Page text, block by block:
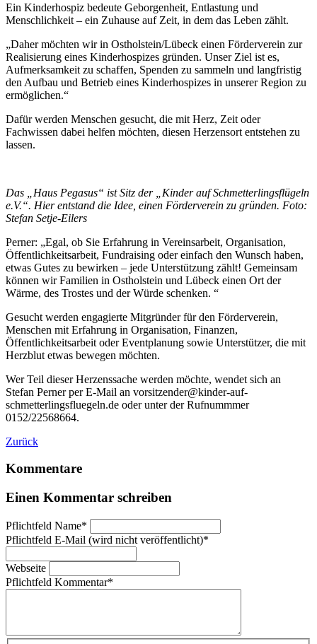
Ein Kinderhospiz bedeute Geborgenheit, Entlastung und
Menschlichkeit – ein Zuhause auf Zeit, in dem das Leben zählt.
„Daher möchten wir in Ostholstein/Lübeck einen Förderverein zur
Realisierung eines Kinderhospizes gründen. Unser Ziel ist es,
Aufmerksamkeit zu schaffen, Spenden zu sammeln und langfristig
den Aufbau und Betrieb eines Kinderhospizes in unserer Region zu
ermöglichen.“
Dafür werden Menschen gesucht, die mit Herz, Zeit oder
Fachwissen dabei helfen möchten, diesen Herzensort entstehen zu
lassen.
Das „Haus Pegasus“ ist Sitz der „Kinder auf Schmetterlingsflügeln
e.V.“. Hier entstand die Idee, einen Förderverein zu gründen. Foto:
Stefan Setje-Eilers
Perner: „Egal, ob Sie Erfahrung in Vereinsarbeit, Organisation,
Öffentlichkeitsarbeit, Fundraising oder einfach den Wunsch haben,
etwas Gutes zu bewirken – jede Unterstützung zählt! Gemeinsam
können wir Familien in Ostholstein und Lübeck einen Ort der
Wärme, des Trostes und der Würde schenken. “
Gesucht werden engagierte Mitgründer für den Förderverein,
Menschen mit Erfahrung in Organisation, Finanzen,
Öffentlichkeitsarbeit oder Eventplanung sowie Unterstützer, die mit
Herzblut etwas bewegen möchten.
Wer Teil dieser Herzenssache werden möchte, wendet sich an
Stefan Perner per E-Mail an vorsitzender@kinder-auf-
schmetterlingsfluegeln.de oder unter der Rufnummmer
0152/22568664.
Zurück
Kommentare
Einen Kommentar schreiben
Pflichtfeld Name*
Pflichtfeld E-Mail (wird nicht veröffentlicht)*
Webseite
Pflichtfeld Kommentar*